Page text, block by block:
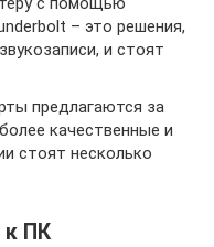
– это решения,
и стоят
предлагаются за
качественные и
стоят несколько
к ПК